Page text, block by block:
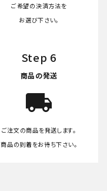
ご希望の決済方法を
お選び下さい。
Step 6
商品の発送
local_shipping
ご注文の商品を発送します。
商品の到着をお待ち下さい。